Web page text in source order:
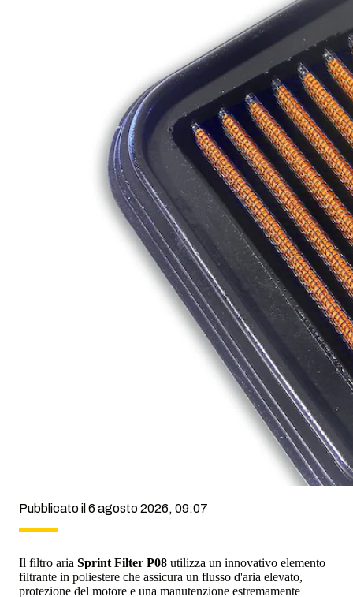
Pubblicato il 6 agosto 2026, 09:07
Il filtro aria Sprint Filter P08 utilizza un innovativo elemento
filtrante in poliestere che assicura un flusso d'aria elevato,
protezione del motore e una manutenzione estremamente